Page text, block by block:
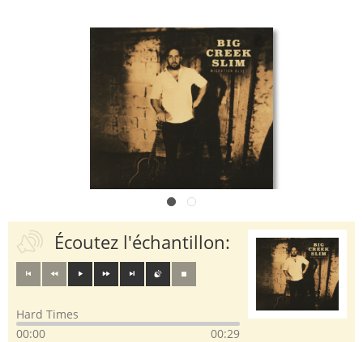
Écoutez l'échantillon:
Hard Times
00:00
00:29